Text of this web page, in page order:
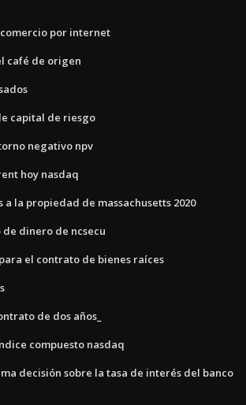
por internet
café de origen
capital de riesgo
negativo npv
hoy nasdaq
a la propiedad de massachusetts 2020
dinero de ncsecu
el contrato de bienes raíces
de dos años_
compuesto nasdaq
decisión sobre la tasa de interés del banco